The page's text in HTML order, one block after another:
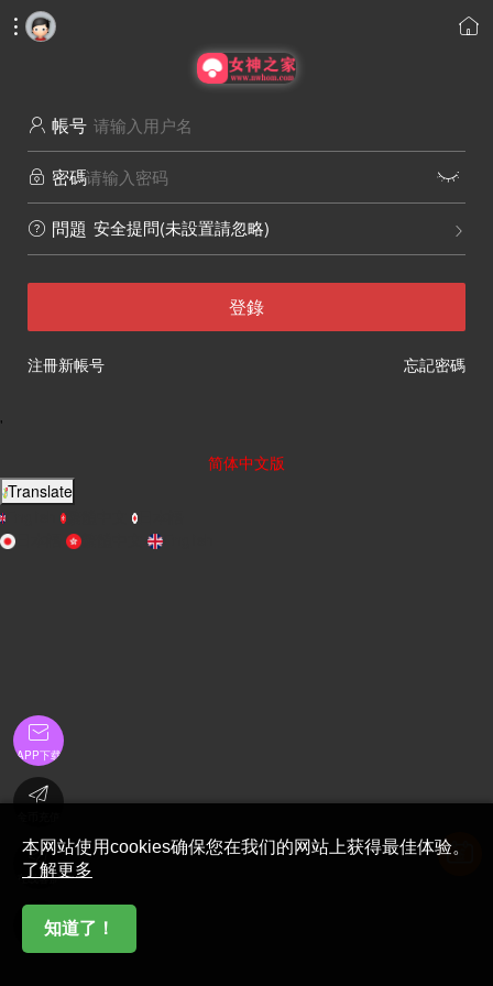
 
 帳号
 密碼 
 問題 
安全提問(未設置請忽略)
登錄
忘記密碼
注冊新帳号
'
简体中文版
Translate
本网站使用cookies确保您在我们的网站上获得最佳体验。
了解更多
知道了！

APP下载


在线客服

首页